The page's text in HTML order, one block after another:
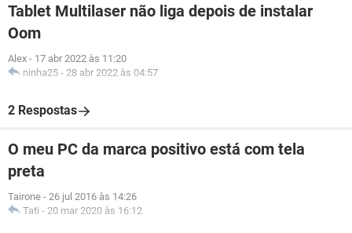
Tablet Multilaser não liga depois de instalar
Oom
Alex - 17 abr 2022 às 11:20
ninha25 - 28 abr 2022 às 04:57
2 Respostas
O meu PC da marca positivo está com tela
preta
Tairone - 26 jul 2016 às 14:26
Tati - 20 mar 2020 às 16:12